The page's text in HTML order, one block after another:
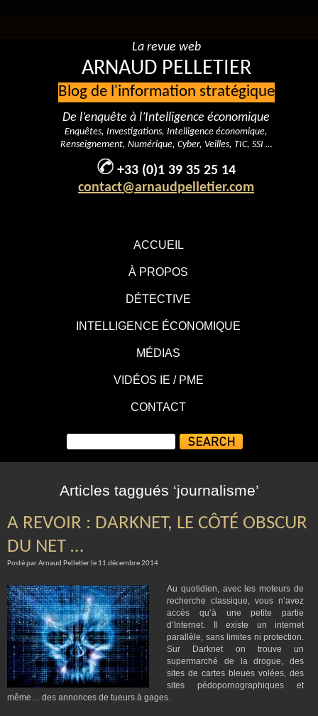
ACCUEIL
À PROPOS
DÉTECTIVE
INTELLIGENCE ÉCONOMIQUE
MÉDIAS
VIDÉOS IE / PME
CONTACT
La revue web
ARNAUD PELLETIER
Blog de l'information stratégique
De l’enquête à l’Intelligence économique
Enquêtes, Investigations, Intelligence économique,
Renseignement, Numérique, Cyber, Veilles, TIC, SSI …
+33 (0)1 39 35 25 14
contact@arnaudpelletier.com
Articles taggués ‘journalisme’
A REVOIR : DARKNET, LE CÔTÉ OBSCUR
DU NET …
Posté par Arnaud Pelletier le 11 décembre 2014
Au quotidien, avec les moteurs de
recherche classique, vous n’avez
accès qu’à une petite partie
d’Internet. Il existe un internet
parallèle, sans limites ni protection.
Sur Darknet on trouve un
supermarché de la drogue, des
sites de cartes bleues volées, des
sites pédopornographiques et
même… des annonces de tueurs à gages.